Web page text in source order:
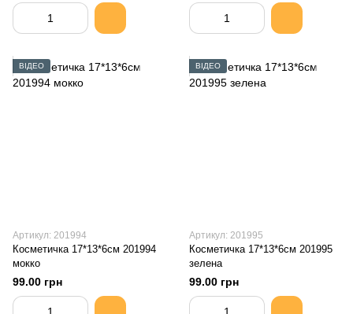
ВІДЕО
Артикул: 201994
Косметичка 17*13*6см 201994
мокко
99.00 грн
ВІДЕО
Артикул: 201995
Косметичка 17*13*6см 201995
зелена
99.00 грн